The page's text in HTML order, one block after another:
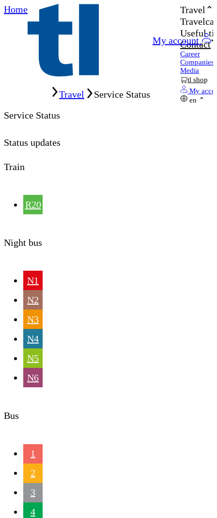
Home
My account
Travel
Useful
Contact
Career
Companies
Media
tl shop
My
en
Travel
Service Status
Service Status
Status updates
Train
R20
Night bus
N1
N2
N3
N4
N5
N6
Bus
1
2
3
4